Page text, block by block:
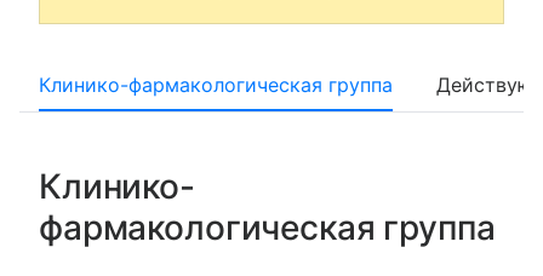
Клинико-фармакологическая группа
Клинико-
фармакологическая группа